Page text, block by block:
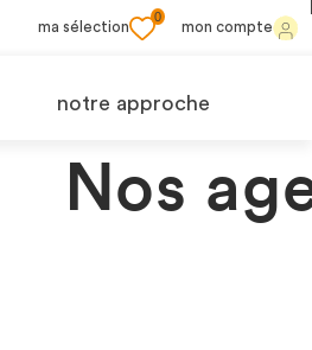
ma sélection
0
mon compte
notre approche
Nos